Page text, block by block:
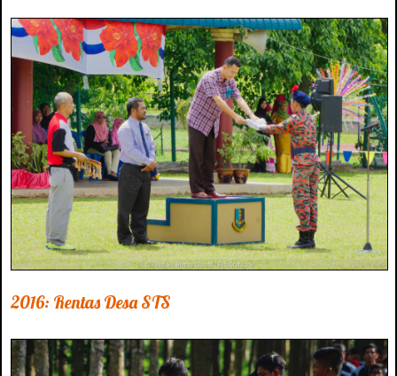
2016: Rentas Desa STS